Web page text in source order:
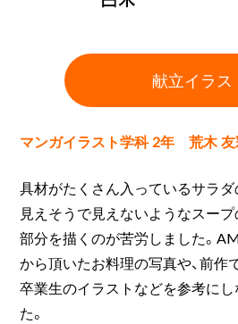
献立イ
マンガイラスト学科 2年 荒木
具材がたくさん入っているサラダ
見えそうで見えないようなスー
部分を描くのが苦労しました。
から頂いたお料理の写真や、前作
卒業生のイラストなどを参考に
た。